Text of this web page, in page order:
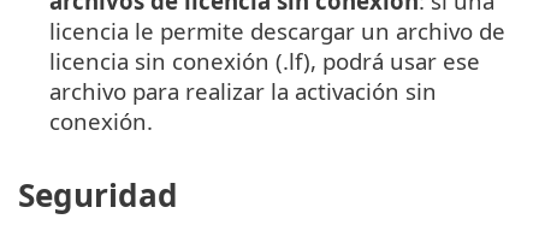
licencia le permite descargar un archivo de
licencia sin conexión (.lf), podrá usar ese
archivo para realizar la activación sin
conexión.
Seguridad